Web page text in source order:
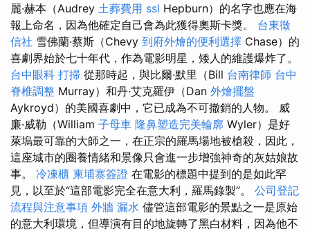
麗·赫本（Audrey 土葬費用 ssl Hepburn）的名字也應在海
報上命名，因為他確定自己會為此獲得奧斯卡獎。 台東徵
信社 雪佛蘭·蔡斯（Chevy 到府外燴的便利選擇 Chase）的
喜劇界始於七十年代，作為電影明星，矮人的維護爆炸了。
台中眼科 打掃 從那時起，與比爾·默里（Bill 台南律師 台中
脊椎調整 Murray）和丹·艾克羅伊（Dan 外燴擺盤
Aykroyd）的美國喜劇中，它已成為不可撤銷的人物。 威
廉·威勒（William 子母車 隆鼻塑造完美輪廓 Wyler）是好
萊塢最可靠的大師之一，在正宗的羅馬場地被槍殺，因此，
這座城市的圈養情緒和景像只會進一步增強神奇的灰姑娘故
事。 冷凍櫃 柬埔寨簽證 在電影的標題中提到的是如此罕
見，以至於“這部電影完全在意大利，羅馬錄製”。 公司登記
流程與注意事項 外牆 漏水 儘管這部電影的景點之一是原始
的意大利環境，但導演有目的地旋轉了黑白材料，因為他不